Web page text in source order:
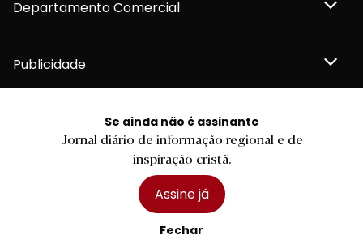
Se ainda não é assinante
Jornal diário de informação regional e de
inspiração cristã.
Assine já
Fechar
Departamento Comercial
Publicidade
Privacidade e Cookies
Declaração de compromisso FSC®
Política de Confidencialidade
2026 Diário do Minho, Lda. © Todos os direitos reservados